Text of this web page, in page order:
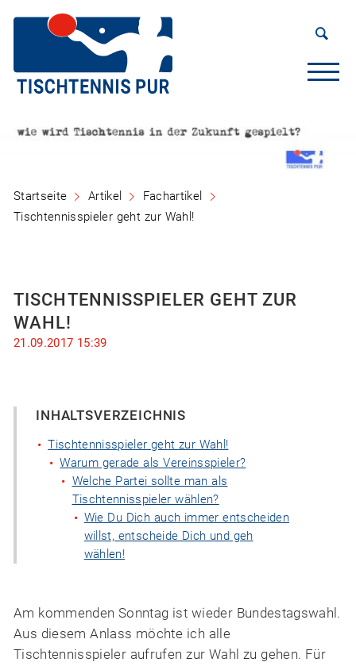
Startseite Artikel
Fachartikel
Tischtennisspieler geht zur Wahl!
TISCHTENNISSPIELER GEHT ZUR
WAHL!
21.09.2017 15:39
INHALTSVERZEICHNIS
Tischtennisspieler geht zur Wahl!
Warum gerade als Vereinsspieler?
Welche Partei sollte man als
Tischtennisspieler wählen?
Wie Du Dich auch immer entscheiden
willst, entscheide Dich und geh
wählen!
Am kommenden Sonntag ist wieder Bundestagswahl.
Aus diesem Anlass möchte ich alle
Tischtennisspieler aufrufen zur Wahl zu gehen. Für